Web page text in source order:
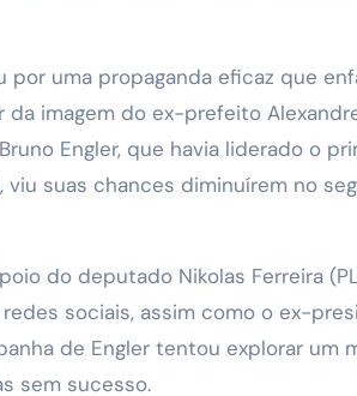
uma propaganda eficaz que
da imagem do ex-prefeito
Engler, que havia liderado o
viu suas chances diminuírem no
do deputado Nikolas Ferreira
sociais, assim como o ex-
de Engler tentou explorar um
sem sucesso.